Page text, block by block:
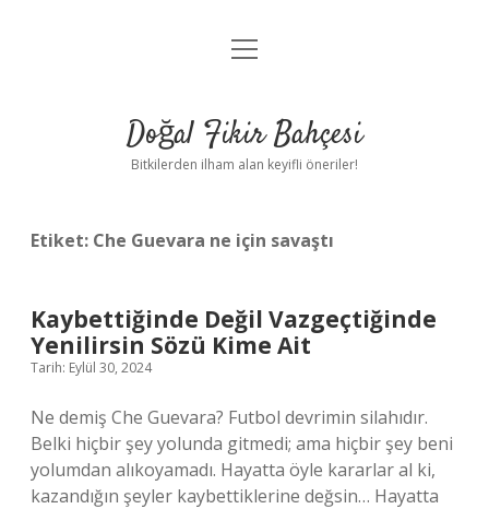
Anasayfa
Yasal Uyarı
menüyü
Doğal Fikir Bahçesi
Bitkilerden ilham alan keyifli öneriler!
Etiket: Che Guevara ne için savaştı
Kaybettiğinde Değil Vazgeçtiğinde
Yenilirsin Sözü Kime Ait
Tarih: Eylül 30, 2024
Ne demiş Che Guevara? Futbol devrimin silahıdır.
Belki hiçbir şey yolunda gitmedi; ama hiçbir şey beni
yolumdan alıkoyamadı. Hayatta öyle kararlar al ki,
kazandığın şeyler kaybettiklerine değsin… Hayatta